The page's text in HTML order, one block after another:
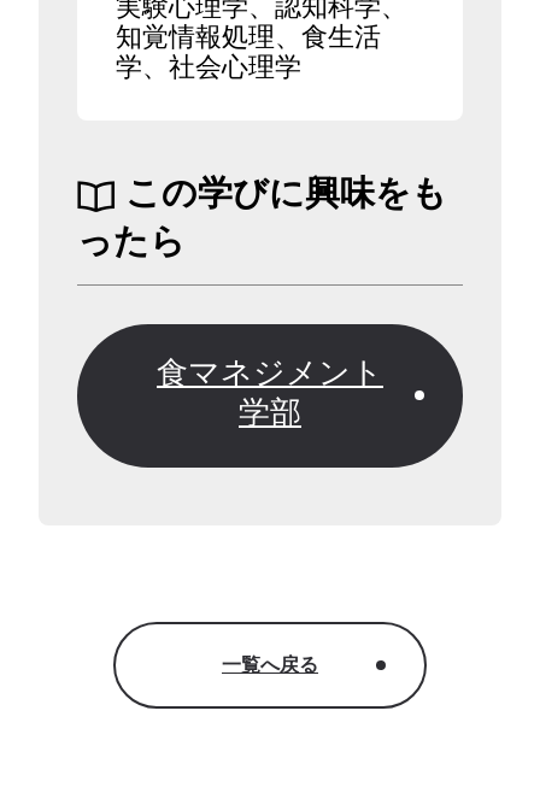
実験心理学、認知科学、
知覚情報処理、食生活
学、社会心理学
この学びに興味をも
ったら
食マネジメント
学部
一覧へ戻る